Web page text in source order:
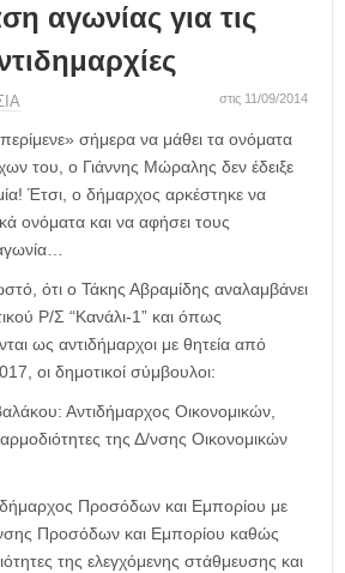
αγωνίας για τις
στις 11/09/2014
σήμερα να μάθει τα ονόματα
του, ο Γιάννης Μώραλης δεν έδειξε
Έτσι, ο δήμαρχος αρκέστηκε να
ονόματα και να αφήσει τους
ότι ο Τάκης Αβραμίδης αναλαμβάνει
Ρ/Σ “Κανάλι-1” και όπως
ως αντιδήμαρχοι με θητεία από
οι δημοτικοί σύμβουλοι:
Αντιδήμαρχος Οικονομικών,
αρμοδιότητες της Δ/νσης Οικονομικών
Προσόδων και Εμπορίου με
Προσόδων και Εμπορίου καθώς
της ελεγχόμενης στάθμευσης και